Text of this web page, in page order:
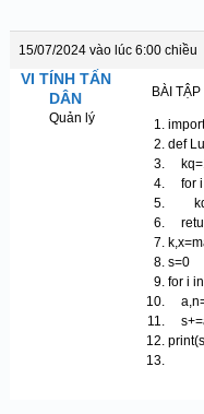
15/07/2024 vào lúc 6:00 chiều
VI TÍNH TẤN
DÂN
Quản lý
BÀI
def
for i
s=0
for i